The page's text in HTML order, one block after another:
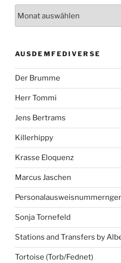
AUSDEMFEDIVERSE
Der Brumme
Herr Tommi
Jens Bertrams
Killerhippy
Krasse Eloquenz
Marcus Jaschen
Sonja Tornefeld
Stations and Transfers by
Tortoise (Torb/Fednet)